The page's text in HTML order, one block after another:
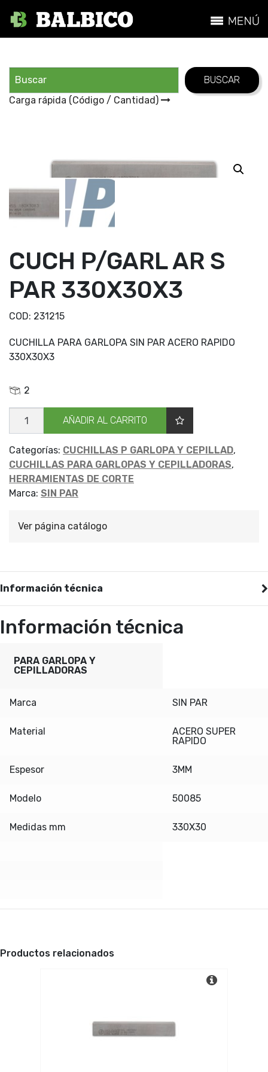
Carga rápida (Código / Cantidad)
CUCH P/GARL AR S
PAR 330X30X3
COD: 231215
CUCHILLA PARA GARLOPA SIN PAR ACERO RAPIDO
330X30X3
2
CUCH
P/GARL
AR
PAR
330X30X3
cantidad
AÑADIR AL CARRITO
Categorías: CUCHILLAS P GARLOPA Y CEPILLAD,
CUCHILLAS PARA GARLOPAS Y CEPILLADORAS,
HERRAMIENTAS DE CORTE
Marca: SIN PAR
Ver página catálogo
Información técnica
Información técnica
PARA GARLOPA Y
CEPILLADORAS
Marca SIN PAR
Material
ACERO SUPER
RAPIDO
Espesor 3MM
Modelo 50085
Medidas mm 330X30
Productos relacionados